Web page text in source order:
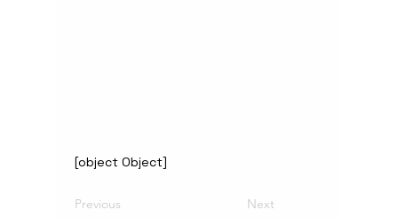
[object Object]
Previous Next